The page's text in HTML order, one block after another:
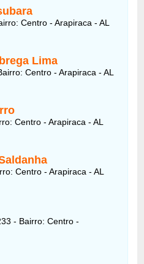
Centro - Arapiraca - AL
Lima
Centro - Arapiraca - AL
Centro - Arapiraca - AL
Centro - Arapiraca - AL
- Bairro: Centro -